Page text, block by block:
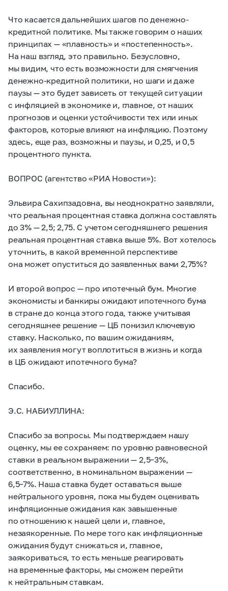
Что касается дальнейших шагов по денежно-
кредитной политике. Мы также говорим о наших
принципах — «плавность» и «постепенность».
На наш взгляд, это правильно. Безусловно,
мы видим, что есть возможности для смягчения
денежно-кредитной политики, но шаги и даже
паузы — это будет зависеть от текущей ситуации
с инфляцией в экономике и, главное, от наших
прогнозов и оценки устойчивости тех или иных
факторов, которые влияют на инфляцию. Поэтому
здесь, еще раз, возможны и паузы, и 0,25, и 0,5
процентного пункта.
ВОПРОС (агентство «РИА Новости»):
Эльвира Сахипзадовна, вы неоднократно заявляли,
что реальная процентная ставка должна составлять
до 3% — 2,5; 2,75. С учетом сегодняшнего решения
реальная процентная ставка выше 5%. Вот хотелось
уточнить, в какой временной перспективе
она может опуститься до заявленных вами 2,75%?
И второй вопрос — про ипотечный бум. Многие
экономисты и банкиры ожидают ипотечного бума
в стране до конца этого года, также учитывая
сегодняшнее решение — ЦБ понизил ключевую
ставку. Насколько, по вашим ожиданиям,
их заявления могут воплотиться в жизнь и когда
в ЦБ ожидают ипотечного бума?
Спасибо.
Э.С. НАБИУЛЛИНА:
Спасибо за вопросы. Мы подтверждаем нашу
оценку, мы ее сохраняем: по уровню равновесной
ставки в реальном выражении —2,5–3%,
соответственно, в номинальном выражении —
6,5–7%. Наша ставка будет оставаться выше
нейтрального уровня, пока мы будем оценивать
инфляционные ожидания как завышенные
по отношению к нашей цели и, главное,
незаякоренные. По мере того как инфляционные
ожидания будут снижаться и, главное,
заякориваться, то есть меньше реагировать
на временные факторы, мы сможем перейти
к нейтральным ставкам.